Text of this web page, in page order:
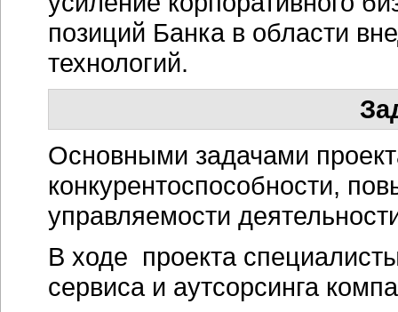
позиций Банка в области
технологий.
Основными задачами
конкурентоспособности,
управляемости
В ходе проекта
сервиса и аутсорсинга